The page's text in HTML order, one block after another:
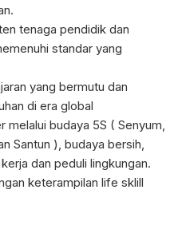
tenaga pendidik dan
standar yang
yang bermutu dan
di era global
melalui budaya 5S ( Senyum,
Santun ), budaya bersih,
dan peduli lingkungan.
keterampilan life sklill